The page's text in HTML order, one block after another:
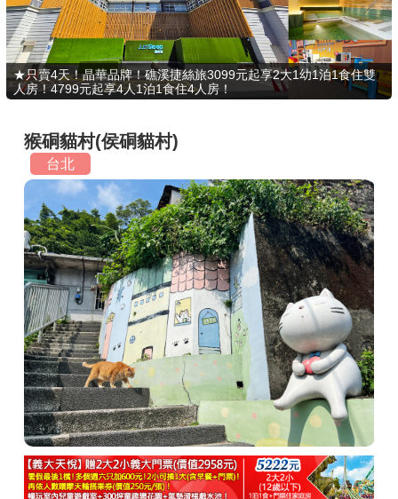
好康優惠
最新消息
最新留言
商家合作
推薦景點
討論區
聯絡我們
APP下載
★只賣4天！晶華品牌！礁溪捷絲旅3099元起享2大1幼1泊1食住雙
人房！4799元起享4人1泊1食住4人房！
猴硐貓村(侯硐貓村)
台北